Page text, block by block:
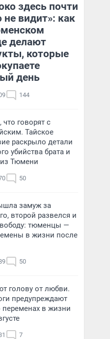
здесь почти
не видит»: как
делают
которые
день
144
говорят с
Тайское
раскрыло детали
убийства брата и
Тюмени
50
замуж за
второй развелся и
тюменцы —
в жизни после
50
голову от любви.
предупреждают
переменах в жизни
7